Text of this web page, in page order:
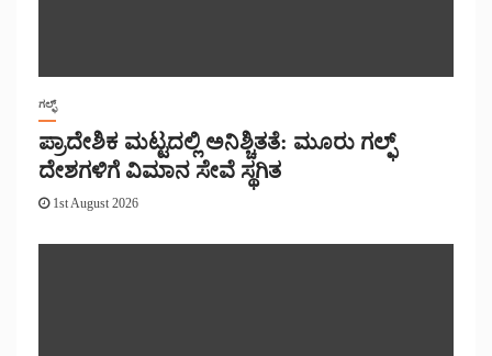
ಗಲ್ಫ್
ಪ್ರಾದೇಶಿಕ ಮಟ್ಟದಲ್ಲಿ ಅನಿಶ್ಚಿತತೆ: ಮೂರು ಗಲ್ಫ್
ದೇಶಗಳಿಗೆ ವಿಮಾನ ಸೇವೆ ಸ್ಥಗಿತ
1st August 2026